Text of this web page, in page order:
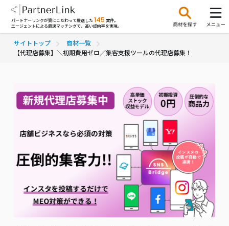
パートナーリンクが質にこだわって厳選した 145 案件。
エージェントによる最適マッチングで、高い成約率を実現。
サイトトップ
商材一覧
【代理店募集】＼初期費用ゼロ／集客支援ツールの代理店募集！